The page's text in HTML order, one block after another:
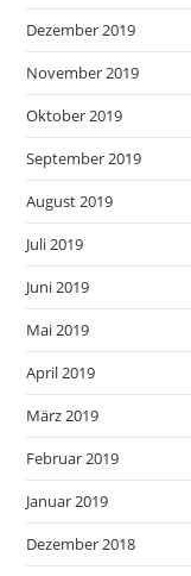
Dezember 2019
November 2019
Oktober 2019
September 2019
August 2019
Juli 2019
Juni 2019
Mai 2019
April 2019
März 2019
Februar 2019
Januar 2019
Dezember 2018